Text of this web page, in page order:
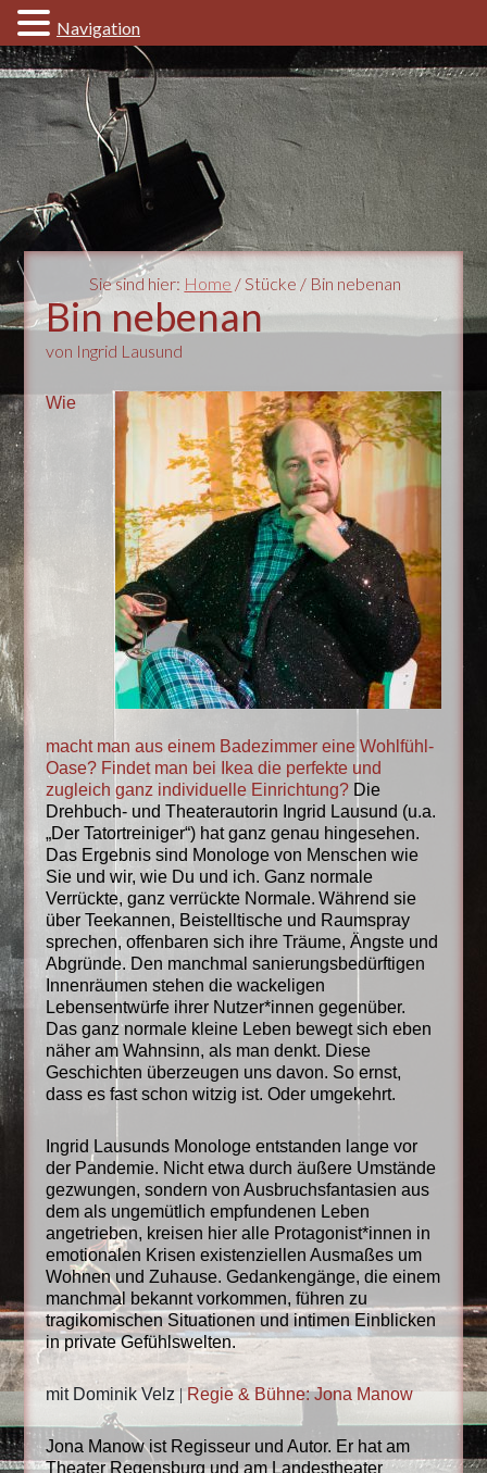
Sie sind hier: Home / Stücke / Bin nebenan
Bin nebenan
von Ingrid Lausund
Wie
macht man aus einem Badezimmer eine Wohlfühl-
Oase? Findet man bei Ikea die perfekte und
zugleich ganz individuelle Einrichtung? Die
Drehbuch- und Theaterautorin Ingrid Lausund (u.a.
„Der Tatortreiniger“) hat ganz genau hingesehen.
Das Ergebnis sind Monologe von Menschen wie
Sie und wir, wie Du und ich. Ganz normale
Verrückte, ganz verrückte Normale. Während sie
über Teekannen, Beistelltische und Raumspray
sprechen, offenbaren sich ihre Träume, Ängste und
Abgründe. Den manchmal sanierungsbedürftigen
Innenräumen stehen die wackeligen
Lebensentwürfe ihrer Nutzer*innen gegenüber.
Das ganz normale kleine Leben bewegt sich eben
näher am Wahnsinn, als man denkt. Diese
Geschichten überzeugen uns davon. So ernst,
dass es fast schon witzig ist. Oder umgekehrt.
Ingrid Lausunds Monologe entstanden lange vor
der Pandemie. Nicht etwa durch äußere Umstände
gezwungen, sondern von Ausbruchsfantasien aus
dem als ungemütlich empfundenen Leben
angetrieben, kreisen hier alle Protagonist*innen in
emotionalen Krisen existenziellen Ausmaßes um
Wohnen und Zuhause. Gedankengänge, die einem
manchmal bekannt vorkommen, führen zu
tragikomischen Situationen und intimen Einblicken
in private Gefühlswelten.
mit Dominik Velz |Regie & Bühne: Jona Manow
Jona Manow ist Regisseur und Autor. Er hat am
Theater Regensburg und am Landestheater
Navigation